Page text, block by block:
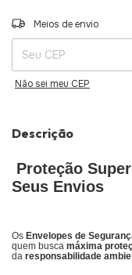
Entregas para o CEP:
Meios de envio
Não sei meu CEP
Descrição
Proteção
Seus Envios
Os Envelopes de
quem busca máxima
da responsabilidade